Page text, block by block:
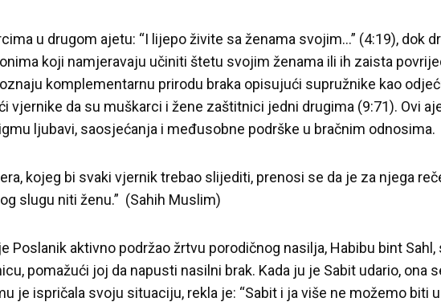
u drugom ajetu: “I lijepo živite sa ženama svojim…” (4:19), dok
koji namjeravaju učiniti štetu svojim ženama ili ih zaista
komplementarnu prirodu braka opisujući supružnike kao
vjernike da su muškarci i žene zaštitnici jedni drugima (9:71). Ovi
ljubavi, saosjećanja i međusobne podrške u bračnim odnosima.
kojeg bi svaki vjernik trebao slijediti, prenosi se da je za njega
slugu niti ženu.” (Sahih Muslim)
Poslanik aktivno podržao žrtvu porodičnog nasilja, Habibu bint Sahl,
pomažući joj da napusti nasilni brak. Kada ju je Sabit udario, ona
je ispričala svoju situaciju, rekla je: “Sabit i ja više ne možemo biti u